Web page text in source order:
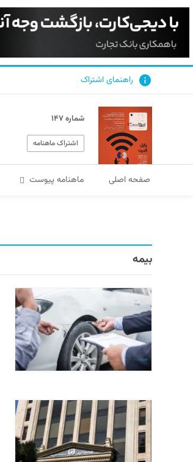
راهنمای اشتراک
شماره ۱۴۷
اشتراک ماهنامه
صفحه اصلی ماهنامه پیوست
بیمه